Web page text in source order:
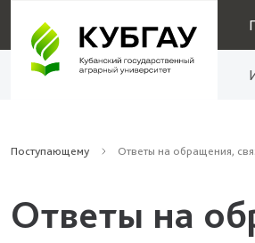
Поступающему Ответы на обращения,
Ответы на